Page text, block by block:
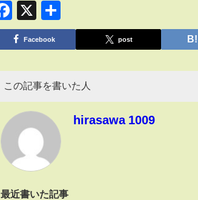
Facebook
X
有
Facebook post
この記事を書いた人
hirasawa 1009
最近書いた記事